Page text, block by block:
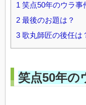
1 笑点50年のウラ事
2 最後のお題は？
3 歌丸師匠の後任は
笑点50年の